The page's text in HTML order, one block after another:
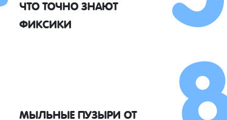
ЧТО ТОЧНО ЗНАЮТ
ФИКСИКИ
МЫЛЬНЫЕ ПУЗЫРИ ОТ